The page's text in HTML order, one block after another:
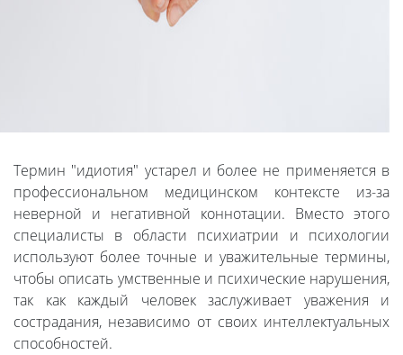
Термин "идиотия" устарел и более не применяется в
профессиональном медицинском контексте из-за
неверной и негативной коннотации. Вместо этого
специалисты в области психиатрии и психологии
используют более точные и уважительные термины,
чтобы описать умственные и психические нарушения,
так как каждый человек заслуживает уважения и
сострадания, независимо от своих интеллектуальных
способностей.